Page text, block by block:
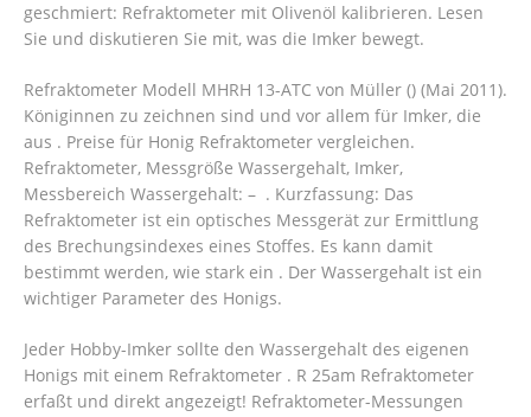
geschmiert: Refraktometer mit Olivenöl kalibrieren. Lesen
Sie und diskutieren Sie mit, was die Imker bewegt.
Refraktometer Modell MHRH 13-ATC von Müller () (Mai 2011).
Königinnen zu zeichnen sind und vor allem für Imker, die
aus . Preise für Honig Refraktometer vergleichen.
Refraktometer, Messgröße Wassergehalt, Imker,
Messbereich Wassergehalt: – . Kurzfassung: Das
Refraktometer ist ein optisches Messgerät zur Ermittlung
des Brechungsindexes eines Stoffes. Es kann damit
bestimmt werden, wie stark ein . Der Wassergehalt ist ein
wichtiger Parameter des Honigs.
Jeder Hobby-Imker sollte den Wassergehalt des eigenen
Honigs mit einem Refraktometer . R 25am Refraktometer
erfaßt und direkt angezeigt! Refraktometer-Messungen